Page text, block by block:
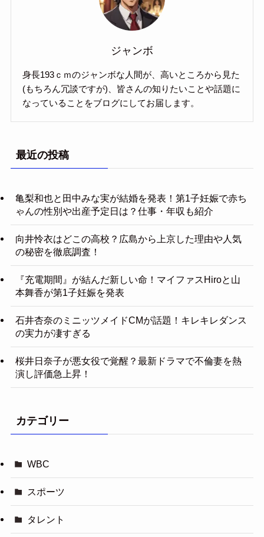
ジャンボ
身長193ｃｍのジャンボな人間が、高いところから見た
(もちろん冗談ですが)、皆さんの知りたいことや話題に
なっていることをブログにしてお届します。
最近の投稿
亀梨和也と田中みな実が結婚を発表！第1子妊娠で赤ち
ゃんの性別や出産予定日は？仕事・年収も紹介
向井怜衣はどこの高校？広島から上京した理由や人気
の秘密を徹底調査！
『充電期間』が結んだ新しい命！マイファスHiroと山
本舞香が第1子妊娠を発表
石井杏奈のミニッツメイドCMが話題！キレキレダンス
の実力が凄すぎる
桜井日奈子が悪女役で覚醒？最新ドラマで不倫妻を熱
演し評価急上昇！
カテゴリー
WBC
スポーツ
タレント